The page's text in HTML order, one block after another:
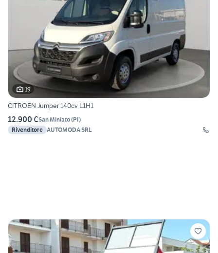
19
CITROEN Jumper 140cv L1H1
12.900 €San Miniato(PI)
Rivenditore AUTOMODA SRL